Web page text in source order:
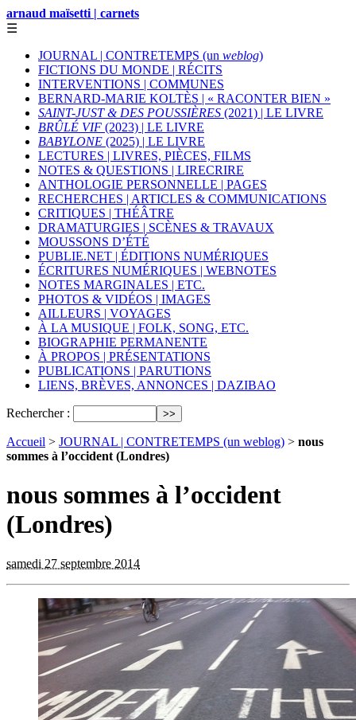
arnaud maïsetti | carnets
☰
JOURNAL | CONTRETEMPS (un weblog)
FICTIONS DU MONDE | RÉCITS
INTERVENTIONS | COMMUNES
BERNARD-MARIE KOLTÈS | « RACONTER BIEN »
SAINT-JUST & DES POUSSIÈRES (2021) | LE LIVRE
BRÛLÉ VIF (2023) | LE LIVRE
BABYLONE (2025) | LE LIVRE
LECTURES | LIVRES, PIÈCES, FILMS
NOTES & QUESTIONS | LIRECRIRE
ANTHOLOGIE PERSONNELLE | PAGES
RECHERCHES | ARTICLES & COMMUNICATIONS
CRITIQUES | THÉÂTRE
DRAMATURGIES | SCÈNES & TRAVAUX
MOUSSONS D’ÉTÉ
PUBLIE.NET | ÉDITIONS NUMÉRIQUES
ÉCRITURES NUMÉRIQUES | WEBNOTES
NOTES MARGINALES | ETC.
PHOTOS & VIDÉOS | IMAGES
AILLEURS | VOYAGES
À LA MUSIQUE | FOLK, SONG, ETC.
BIOGRAPHIE PERMANENTE
À PROPOS | PRÉSENTATIONS
PUBLICATIONS | PARUTIONS
LIENS, BRÈVES, ANNONCES | DAZIBAO
Rechercher :
Accueil > JOURNAL | CONTRETEMPS (un weblog) > nous
sommes à l’occident (Londres)
nous sommes à l’occident
(Londres)
samedi 27 septembre 2014